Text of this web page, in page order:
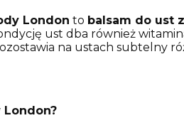
London to balsam do ust
ust dba również
na ustach subtelny
London?